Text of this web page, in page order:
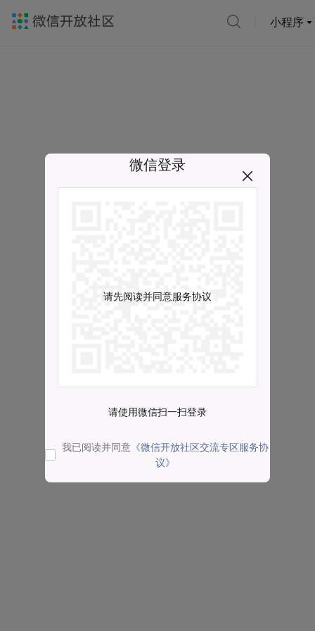
小程序
微信登录
请先阅读并同意服务协议
请使用微信扫一扫登录
我已阅读并同意 《微信开放社区交流专区服务协
议》